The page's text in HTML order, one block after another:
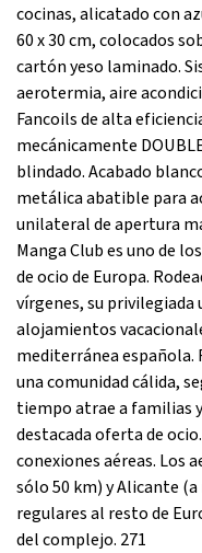
cocinas, alicatado con
60 x 30 cm, colocados
cartón yeso laminado.
aerotermia, aire
Fancoils de alta
mecánicamente
blindado. Acabado
metálica abatible para
unilateral de apertura
Manga Club es uno de
de ocio de Europa.
vírgenes, su privilegiada
alojamientos
mediterránea española.
una comunidad cálida,
tiempo atrae a familias
destacada oferta de
conexiones aéreas. Los
sólo 50 km) y Alicante
regulares al resto de
del complejo. 271